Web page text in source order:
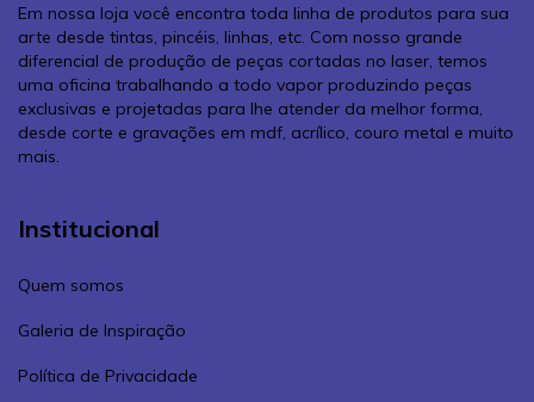
Em nossa loja você encontra toda linha de produtos para sua
arte desde tintas, pincéis, linhas, etc. Com nosso grande
diferencial de produção de peças cortadas no laser, temos
uma oficina trabalhando a todo vapor produzindo peças
exclusivas e projetadas para lhe atender da melhor forma,
desde corte e gravações em mdf, acrílico, couro metal e muito
mais.
Institucional
Quem somos
Galeria de Inspiração
Política de Privacidade